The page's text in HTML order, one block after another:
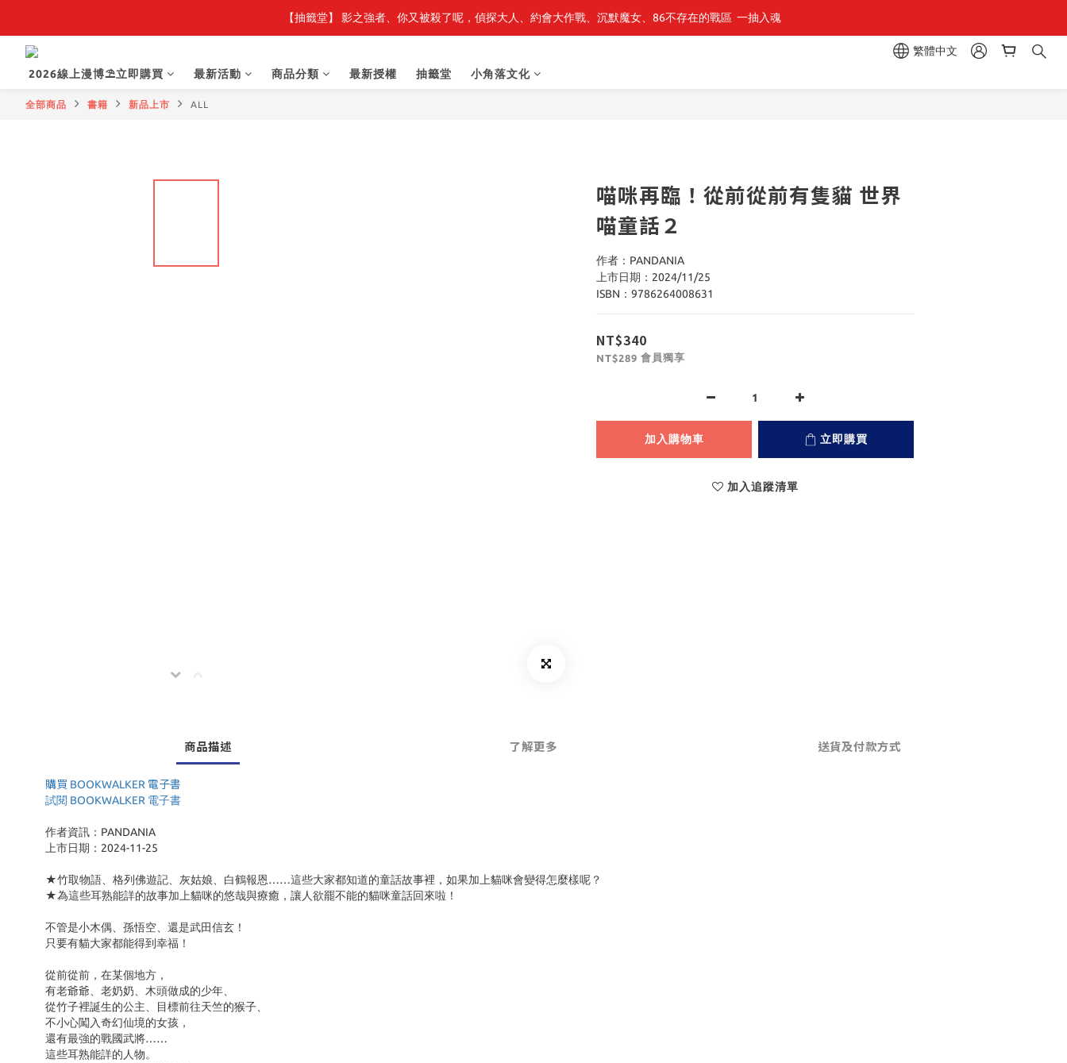
最新開賣🔥「全知讀者視角」 周邊商品
【抽籤堂】 影之強者、你又被殺了呢，偵探大人、約會大作戰、沉默魔女、86不存在的戰區  一抽入魂
繁體中文
2026線上漫博⛱️立即購買
最新活動 商品分類 最新授權 抽籤堂 小角落文化
全部商品 書籍 新品上市 ALL
喵咪再臨！從前從前有隻貓 世界
喵童話２
作者：PANDANIA
上市日期：2024/11/25
ISBN：9786264008631
NT$340
NT$289 會員獨享
加入購物車 立即購買
加入追蹤清單
商品描述 了解更多 送貨及付款方式
購買 BOOKWALKER 電子書
試閱 BOOKWALKER 電子書
作者資訊：PANDANIA
上市日期：2024-11-25
★竹取物語、格列佛遊記、灰姑娘、白鶴報恩……這些大家都知道的童話故事裡，如果加上貓咪會變得怎麼樣呢？
★為這些耳熟能詳的故事加上貓咪的悠哉與療癒，讓人欲罷不能的貓咪童話回來啦！
不管是小木偶、孫悟空、還是武田信玄！
只要有貓大家都能得到幸福！
從前從前，在某個地方，
有老爺爺、老奶奶、木頭做成的少年、
從竹子裡誕生的公主、目標前往天竺的猴子、
不小心闖入奇幻仙境的女孩，
還有最強的戰國武將……
這些耳熟能詳的人物。